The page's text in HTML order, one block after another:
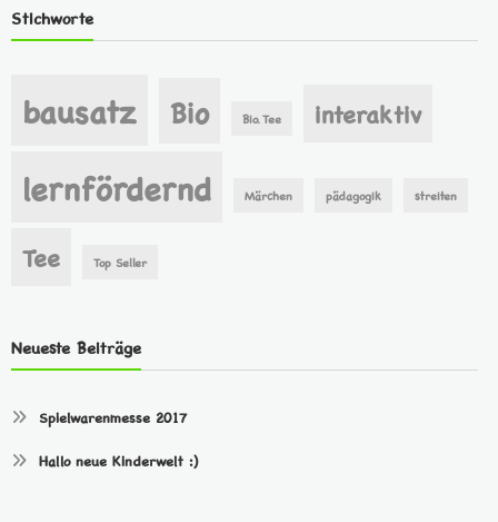
Stichworte
bausatz Bio Bio. Tee interaktiv
lernfördernd Märchen pädagogik streiten
Tee Top Seller
Neueste Beiträge
Spielwarenmesse 2017
Hallo neue Kinderwelt :)